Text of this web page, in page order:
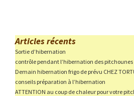
Articles récents
Sortie d’hibernation
contrôle pendant l’hibernation des pitchounes
Demain hibernation frigo de prévu CHEZ
conseils préparation à l’hibernation
ATTENTION au coup de chaleur pour votre